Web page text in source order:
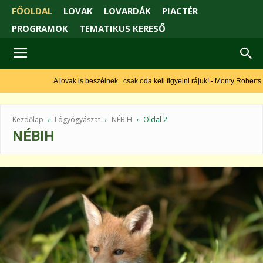
FŐOLDAL LOVAK LOVARDÁK
PIACTÉR
PROGRAMOK
TEMATIKUS KERESŐ
A lovak is beszélnek...csak oda kell figyelni rájuk! - Monty Roberts
Kezdőlap Lógyógyászat NÉBIH Oldal 2
NÉBIH